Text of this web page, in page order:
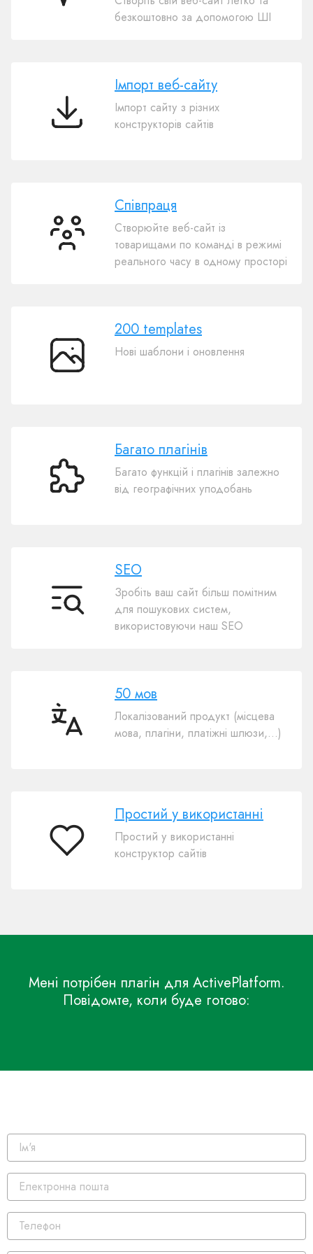
безкоштовно за допомогою ШІ
Імпорт
Імпорт веб-сайту
Імпорт сайту з різних
конструкторів сайтів
Співпраця
Співпраця
Створюйте веб-сайт із
товарищами по команді в режимі
реального часу в одному просторі
200
200 templates
Нові шаблони і оновлення
Багато
Багато плагінів
Багато функцій і плагінів залежно
від географічних уподобань
SEO
SEO
Зробіть ваш сайт більш помітним
для пошукових систем,
використовуючи наш SEO
50
50 мов
Локалізований продукт (місцева
мова, плагіни, платіжні шлюзи,…)
Простий
Простий у використанні
Простий у використанні
конструктор сайтів
Мені потрібен плагін для ActivePlatform.
Повідомте, коли буде готово: